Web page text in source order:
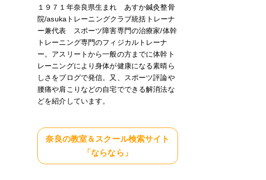
１９７１年奈良県生まれ あすか鍼灸整骨
院/asukaトレーニングクラブ統括トレーナ
ー兼代表 スポーツ障害専門の治療家/体幹
トレーニング専門のフィジカルトレーナ
ー。アスリートから一般の方までに体幹ト
レーニングにより身体が健康になる素晴ら
しさをブログで発信。又、スポーツ評論や
腰痛や肩こりなどの自宅でできる解消法な
どを紹介しています。
奈良の教室＆スクール検索サイト
「ならなら」